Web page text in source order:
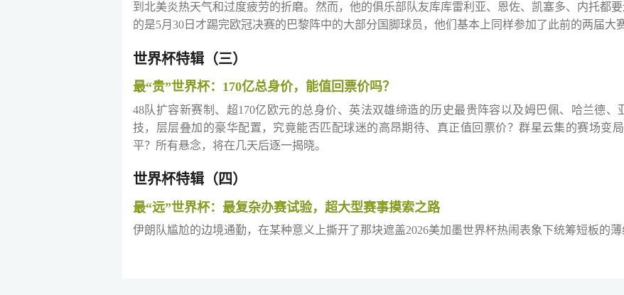
到北美炎热天气和过度疲劳的折磨。然而，他的俱乐部队友库库雷利亚、恩佐、凯塞多、内托都
的是5月30日才踢完欧冠决赛的巴黎阵中的大部分国脚球员，他们基本上同样参加了此前的两届大赛
世界杯特辑（三）
最“贵”世界杯：170亿总身价，能值回票价吗？
48队扩容新赛制、超170亿欧元的总身价、英法双雄缔造的历史最贵阵容以及姆巴佩、哈兰德
技，层层叠加的豪华配置，究竟能否匹配球迷的高昂期待、真正值回票价？群星云集的赛场变
平？所有悬念，将在几天后逐一揭晓。
世界杯特辑（四）
最“远”世界杯：最复杂办赛试验，超大型赛事摸索之路
伊朗队尴尬的边境通勤，在某种意义上撕开了那块遮盖2026美加墨世界杯热闹表象下统筹短板的薄